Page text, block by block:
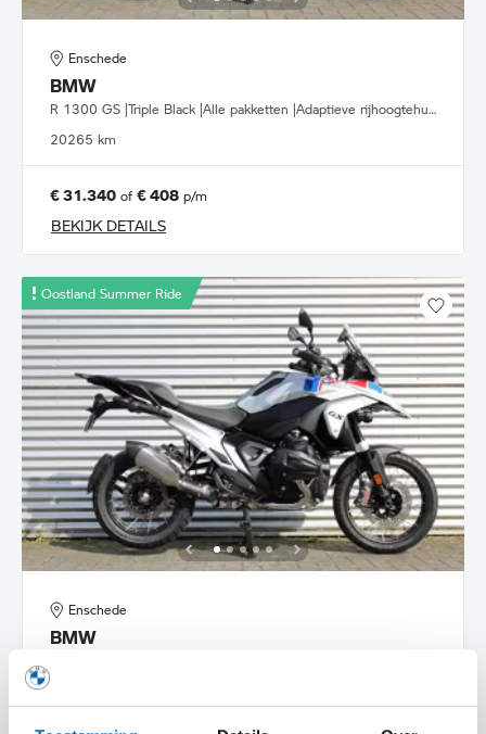
Enschede
BMW
R 1300 GS |Triple Black |Alle pakketten |Adaptieve rijhoogtehulp
20265 km
€ 31.340 of € 408 p/m
BEKIJK DETAILS
Oostland Summer Ride
Enschede
BMW